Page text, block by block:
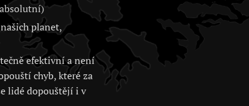
planet,
efektivní a není
chyb, které za
lidé dopouštějí i v